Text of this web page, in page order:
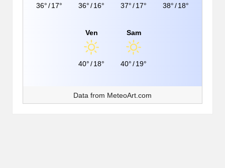
36°/17° 36°/16° 37°/17° 38°/18°
Ven
40°/18°
Sam
40°/19°
Data from MeteoArt.com